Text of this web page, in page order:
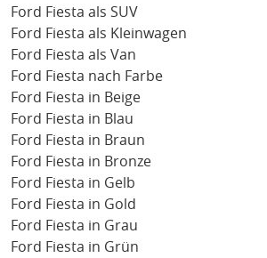
Ford Fiesta als SUV
Ford Fiesta als Kleinwagen
Ford Fiesta als Van
Ford Fiesta nach Farbe
Ford Fiesta in Beige
Ford Fiesta in Blau
Ford Fiesta in Braun
Ford Fiesta in Bronze
Ford Fiesta in Gelb
Ford Fiesta in Gold
Ford Fiesta in Grau
Ford Fiesta in Grün